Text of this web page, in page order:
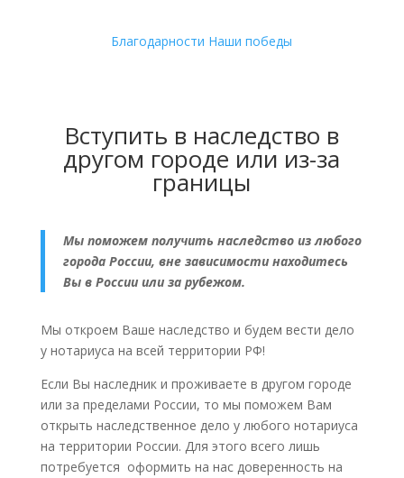
Благодарности Наши победы
Вступить в наследство в
другом городе или из-за
границы
Мы поможем получить наследство из любого
города России, вне зависимости находитесь
Вы в России или за рубежом.
Мы откроем Ваше наследство и будем вести дело
у нотариуса на всей территории РФ!
Если Вы наследник и проживаете в другом городе
или за пределами России, то мы поможем Вам
открыть наследственное дело у любого нотариуса
на территории России. Для этого всего лишь
потребуется оформить на нас доверенность на